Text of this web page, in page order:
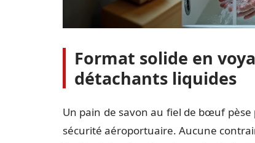
Format solide en
détachants liquides
Un pain de savon au fiel de bœuf pèse
sécurité aéroportuaire. Aucune